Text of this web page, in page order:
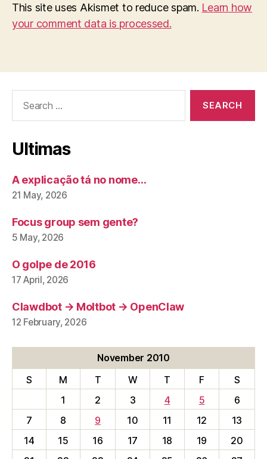
This site uses Akismet to reduce spam. Learn how
your comment data is processed.
Ultimas
A explicação tá no nome…
21 May, 2026
Focus group sem gente?
5 May, 2026
O golpe de 2016
17 April, 2026
Clawdbot → Moltbot → OpenClaw
12 February, 2026
November 2010
S
M T W T F
S
1
2 3 4 5
6
7
8 9 10 11 12
13
14
15 16 17 18 19
20